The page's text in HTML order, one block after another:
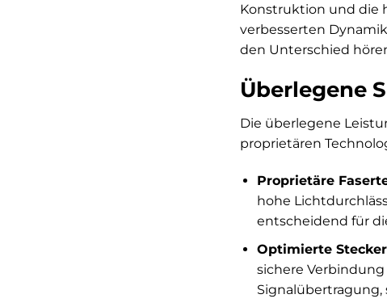
Konstruktion und die
verbesserten
den Unterschied
Überlegene
Die überlegene
proprietären
Proprietäre
hohe
entscheidend für
Optimierte
sichere